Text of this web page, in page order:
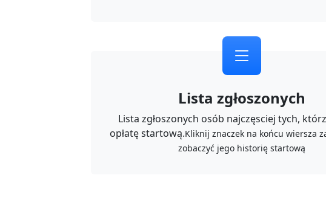
Lista zgłoszonych
Lista zgłoszonych osób najczęsciej tych,
opłatę startową.Kliknij znaczek na końcu wiersza
zobaczyć jego historię startową